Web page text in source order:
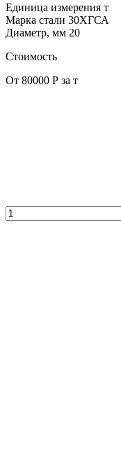
Единица измерения т
Марка стали 30ХГСА
Диаметр, мм 20
Стоимость
От 80000 Р за т